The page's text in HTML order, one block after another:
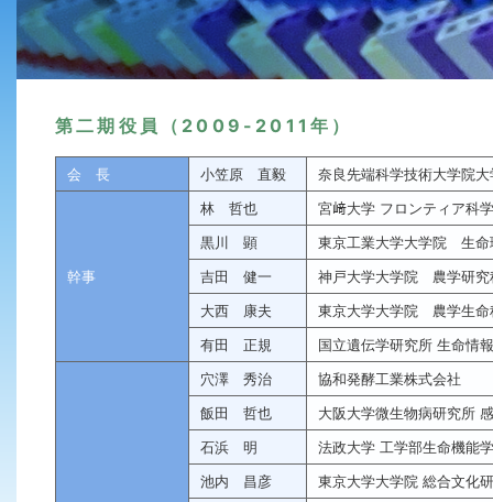
第二期役員（2009-2011年）
会長 小笠原 直毅 奈良先端科学技術大学院
幹事
林 哲也
宮﨑大学 フロンティア科
黒川 顕
東京工業大学大学院 生命
吉田 健一
神戸大学大学院 農学研究
大西 康夫
東京大学大学院 農学生命
有田 正規
国立遺伝学研究所 生命情
穴澤 秀治
協和発酵工業株式会社
飯田 哲也
大阪大学微生物病研究所
石浜 明
法政大学 工学部生命機能
池内 昌彦
東京大学大学院 総合文化